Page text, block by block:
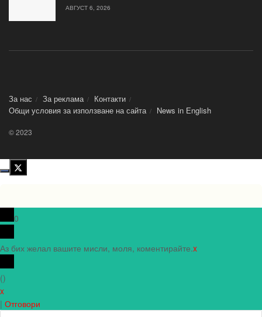
АВГУСТ 6, 2026
За нас За реклама
Контакти
Общи условия за използване на сайта
News in Еnglish
© 2023
0
Аз бих желал вашите мисли, моля, коментирайте.x
()
x
| Отговори